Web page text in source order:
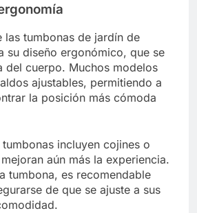
las tumbonas de jardín de
su diseño ergonómico, que se
del cuerpo. Muchos modelos
ajustables, permitiendo a
la posición más cómoda
incluyen cojines o
aún más la experiencia.
tumbona, es recomendable
de que se ajuste a sus